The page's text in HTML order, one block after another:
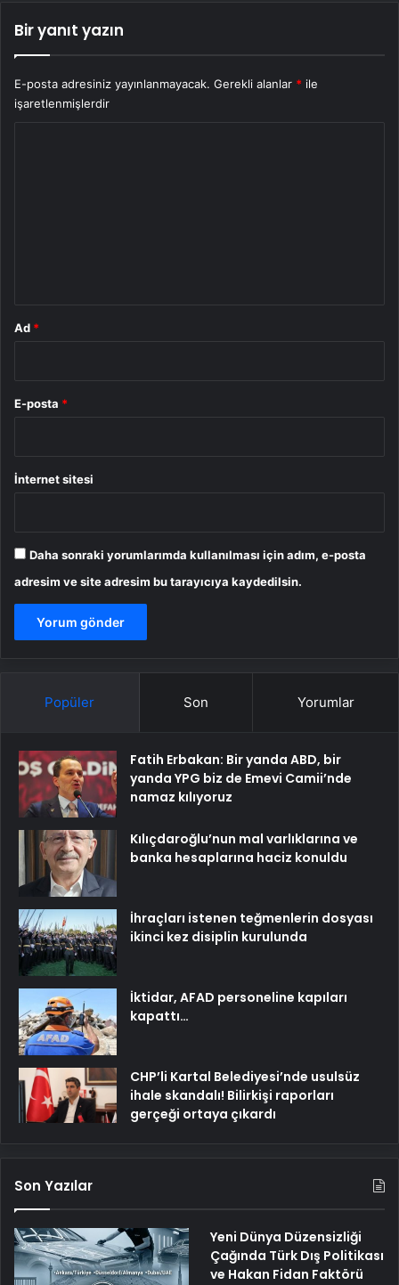
Bir yanıt yazın
E-posta adresiniz yayınlanmayacak. Gerekli alanlar * ile
işaretlenmişlerdir
Ad *
E-posta *
İnternet sitesi
Daha sonraki yorumlarımda kullanılması için adım, e-posta
adresim ve site adresim bu tarayıcıya kaydedilsin.
Popüler Son Yorumlar
Fatih Erbakan: Bir yanda ABD, bir
yanda YPG biz de Emevi Camii’nde
namaz kılıyoruz
Kılıçdaroğlu’nun mal varlıklarına ve
banka hesaplarına haciz konuldu
İhraçları istenen teğmenlerin dosyası
ikinci kez disiplin kurulunda
İktidar, AFAD personeline kapıları
kapattı…
CHP’li Kartal Belediyesi’nde usulsüz
ihale skandalı! Bilirkişi raporları
gerçeği ortaya çıkardı
Son Yazılar
Yeni Dünya Düzensizliği
Çağında Türk Dış Politikası
ve Hakan Fidan Faktörü